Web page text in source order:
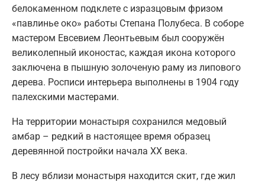
белокаменном подклете с изразцовым фризом
«павлинье око» работы Степана Полубеса. В соборе
мастером Евсевием Леонтьевым был сооружён
великолепный иконостас, каждая икона которого
заключена в пышную золоченую раму из липового
дерева. Росписи интерьера выполнены в 1904 году
палехскими мастерами.
На территории монастыря сохранился медовый
амбар – редкий в настоящее время образец
деревянной постройки начала XX века.
В лесу вблизи монастыря находится скит, где жил